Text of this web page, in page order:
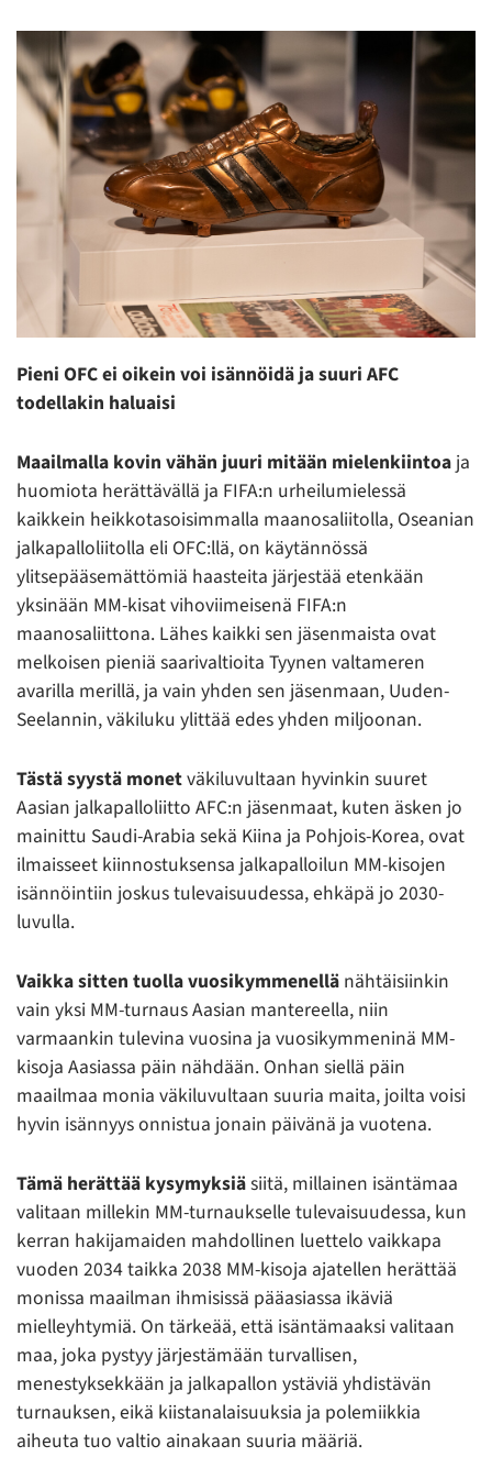
Pieni OFC ei oikein voi isännöidä ja suuri AFC
todellakin haluaisi
Maailmalla kovin vähän juuri mitään mielenkiintoa ja
huomiota herättävällä ja FIFA:n urheilumielessä
kaikkein heikkotasoisimmalla maanosaliitolla, Oseanian
jalkapalloliitolla eli OFC:llä, on käytännössä
ylitsepääsemättömiä haasteita järjestää etenkään
yksinään MM-kisat vihoviimeisenä FIFA:n
maanosaliittona. Lähes kaikki sen jäsenmaista ovat
melkoisen pieniä saarivaltioita Tyynen valtameren
avarilla merillä, ja vain yhden sen jäsenmaan, Uuden-
Seelannin, väkiluku ylittää edes yhden miljoonan.
Tästä syystä monetväkiluvultaan hyvinkin suuret
Aasian jalkapalloliitto AFC:n jäsenmaat, kuten äsken jo
mainittu Saudi-Arabia sekä Kiina ja Pohjois-Korea, ovat
ilmaisseet kiinnostuksensa jalkapalloilun MM-kisojen
isännöintiin joskus tulevaisuudessa, ehkäpä jo 2030-
luvulla.
Vaikka sitten tuolla vuosikymmenellä nähtäisiinkin
vain yksi MM-turnaus Aasian mantereella, niin
varmaankin tulevina vuosina ja vuosikymmeninä MM-
kisoja Aasiassa päin nähdään. Onhan siellä päin
maailmaa monia väkiluvultaan suuria maita, joilta voisi
hyvin isännyys onnistua jonain päivänä ja vuotena.
Tämä herättää kysymyksiäsiitä, millainen isäntämaa
valitaan millekin MM-turnaukselle tulevaisuudessa, kun
kerran hakijamaiden mahdollinen luettelo vaikkapa
vuoden 2034 taikka 2038 MM-kisoja ajatellen herättää
monissa maailman ihmisissä pääasiassa ikäviä
mielleyhtymiä. On tärkeää, että isäntämaaksi valitaan
maa, joka pystyy järjestämään turvallisen,
menestyksekkään ja jalkapallon ystäviä yhdistävän
turnauksen, eikä kiistanalaisuuksia ja polemiikkia
aiheuta tuo valtio ainakaan suuria määriä.